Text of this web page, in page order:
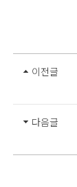
이전글
다음글